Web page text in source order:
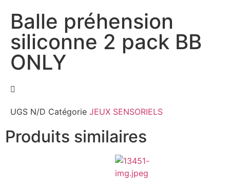
Balle préhension
siliconne 2 pack BB
ONLY
UGS N/D Catégorie JEUX SENSORIELS
Produits similaires